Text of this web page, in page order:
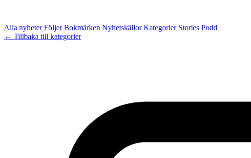
Alla nyheterFöljerBokmärken NyhetskällorKategorier Stories Podd
← Tillbaka till kategorier